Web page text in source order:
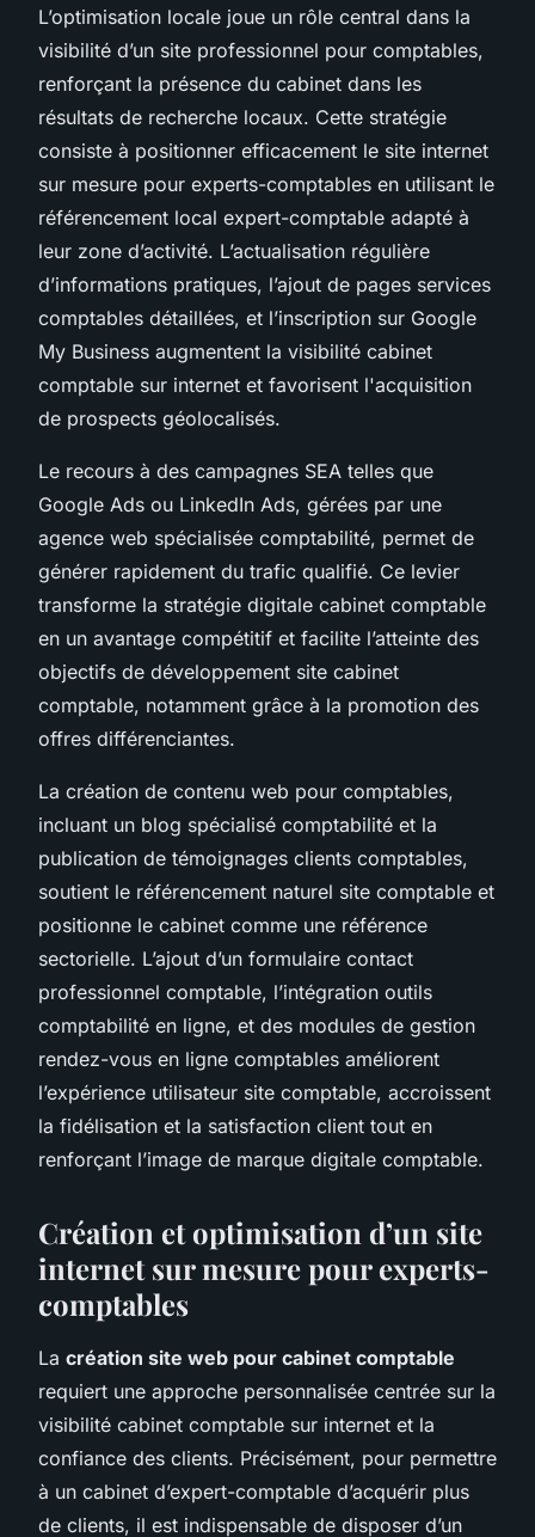
L’optimisation locale joue un rôle central dans la
visibilité d’un site professionnel pour comptables,
renforçant la présence du cabinet dans les
résultats de recherche locaux. Cette stratégie
consiste à positionner efficacement le site internet
sur mesure pour experts-comptables en utilisant le
référencement local expert-comptable adapté à
leur zone d’activité. L’actualisation régulière
d’informations pratiques, l’ajout de pages services
comptables détaillées, et l’inscription sur Google
My Business augmentent la visibilité cabinet
comptable sur internet et favorisent l'acquisition
de prospects géolocalisés.
Le recours à des campagnes SEA telles que
Google Ads ou LinkedIn Ads, gérées par une
agence web spécialisée comptabilité, permet de
générer rapidement du trafic qualifié. Ce levier
transforme la stratégie digitale cabinet comptable
en un avantage compétitif et facilite l’atteinte des
objectifs de développement site cabinet
comptable, notamment grâce à la promotion des
offres différenciantes.
La création de contenu web pour comptables,
incluant un blog spécialisé comptabilité et la
publication de témoignages clients comptables,
soutient le référencement naturel site comptable et
positionne le cabinet comme une référence
sectorielle. L’ajout d’un formulaire contact
professionnel comptable, l’intégration outils
comptabilité en ligne, et des modules de gestion
rendez-vous en ligne comptables améliorent
l’expérience utilisateur site comptable, accroissent
la fidélisation et la satisfaction client tout en
renforçant l’image de marque digitale comptable.
Création et optimisation d’un site
internet sur mesure pour experts-
comptables
La création site web pour cabinet comptable
requiert une approche personnalisée centrée sur la
visibilité cabinet comptable sur internet et la
confiance des clients. Précisément, pour permettre
à un cabinet d’expert-comptable d’acquérir plus
de clients, il est indispensable de disposer d’un